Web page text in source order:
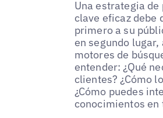
Una estrategia de
clave eficaz debe
primero a su
en segundo lugar,
motores de
entender: ¿Qué
clientes? ¿Cómo
¿Cómo puedes
conocimientos en